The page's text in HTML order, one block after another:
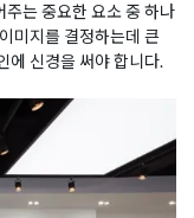
는 중요한 요소 중 하나
미지를 결정하는데 큰
에 신경을 써야 합니다.